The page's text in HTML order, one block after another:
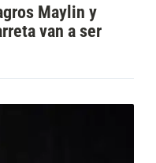
Maylin y
van a ser